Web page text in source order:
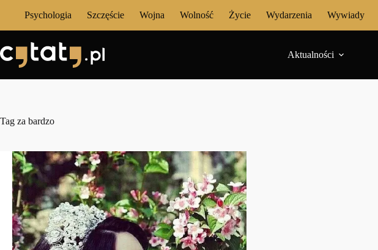
Psychologia Szczęście Wojna Wolność Życie Wydarzenia Wywiady
Aktualności
Tag za bardzo